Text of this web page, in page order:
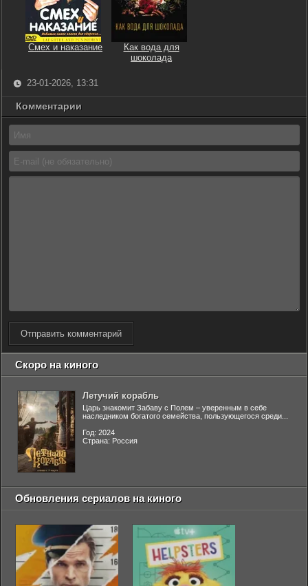
Смех и наказание
Как вода для
шоколада
23-01-2026, 13:31
Комментарии
Отправить комментарий
Скоро на киного
Летучий корабль
Царь знакомит Забаву с Полем – уверенным в себе
наследником богатого семейства, пользующегося среди...
Год: 2024
Страна: Россия
Обновления сериалов на киного